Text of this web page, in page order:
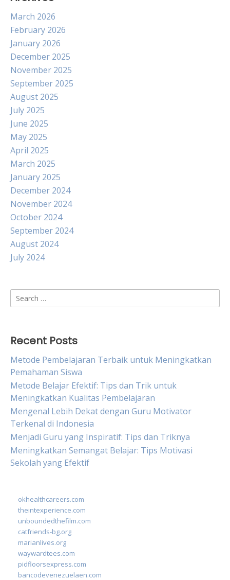
March 2026
February 2026
January 2026
December 2025
November 2025
September 2025
August 2025
July 2025
June 2025
May 2025
April 2025
March 2025
January 2025
December 2024
November 2024
October 2024
September 2024
August 2024
July 2024
Search
for:
Recent Posts
Metode Pembelajaran Terbaik untuk Meningkatkan
Pemahaman Siswa
Metode Belajar Efektif: Tips dan Trik untuk
Meningkatkan Kualitas Pembelajaran
Mengenal Lebih Dekat dengan Guru Motivator
Terkenal di Indonesia
Menjadi Guru yang Inspiratif: Tips dan Triknya
Meningkatkan Semangat Belajar: Tips Motivasi
Sekolah yang Efektif
okhealthcareers.com
theintexperience.com
unboundedthefilm.com
catfriends-bg.org
marianlives.org
waywardtees.com
pidfloorsexpress.com
bancodevenezuelaen.com